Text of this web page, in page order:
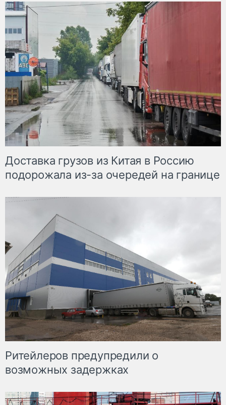
Доставка грузов из Китая в Россию
подорожала из-за очередей на границе
Ритейлеров предупредили о
возможных задержках